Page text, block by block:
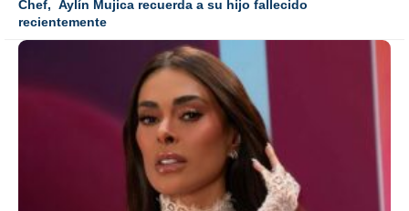
Chef, Aylín Mujica recuerda a su hijo fallecido
recientemente